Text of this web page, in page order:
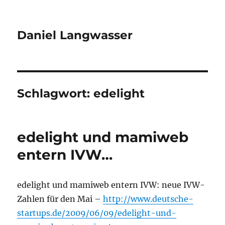
Daniel Langwasser
Schlagwort:edelight
edelight und mamiweb
entern IVW…
edelight und mamiweb entern IVW: neue IVW-
Zahlen für den Mai –http://www.deutsche-
startups.de/2009/06/09/edelight-und-